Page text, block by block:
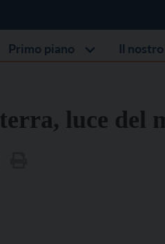
Primo piano Il
luce del